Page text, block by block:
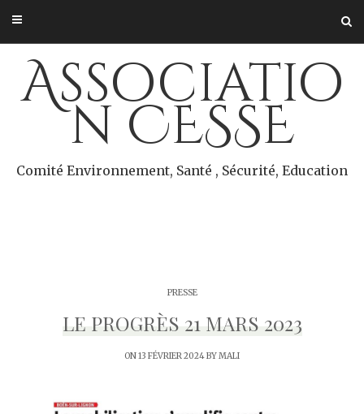
content
Associatio
n CESSE
Comité Environnement, Santé , Sécurité, Education
PRESSE
LE PROGRÈS 21 MARS 2023
ON 13 FÉVRIER 2024 BYMALI